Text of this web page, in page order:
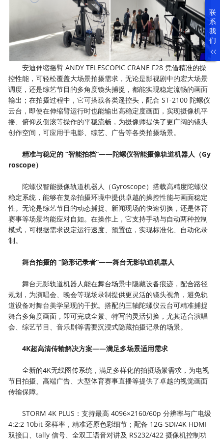
安迪伸缩摇臂 ANDY TELESCOPIC CRANE F28 凭借精准的操
控性能，可轻松覆盖大场景拍摄需求，无论是影视剧中的宏大场景
调度，还是综艺节目的多角度镜头捕捉，都能实现稳定流畅的画面
输出；在拍摄过程中，它可搭载各类遥控头，配合 ST-2100 陀螺仪
云台，即使在伸缩臂运行时也能输出高稳定度画面，实现摄像机平
摇、俯仰及侧滚等操作的平稳流畅，为摄像师提供了更广阔的镜头
创作空间，可应用于电影、综艺、广告等各类拍摄场景。
精准与稳定的 “智能拍档”——陀螺仪智能摄像轨道机器人（Gy
roscope）
陀螺仪智能摄像轨道机器人（Gyroscope）搭载高精度陀螺仪
稳定系统，能够在复杂拍摄环境中提供卓越的操控性能与画面稳定
性。无论是综艺节目的动态捕捉、新闻现场的快速切换，还是体育
赛事等场景均能应对自如。在操作上，它支持手动与自动两种控制
模式，可根据需求设定运行速度、预置位，实现标准化、自动化录
制。
舞台拍摄的 “隐形记录者”——舞台无影轨道机器人
舞台无影轨道机器人能在舞台场景中隐藏设备痕迹，配合路径
规划，为演唱会、晚会等现场录制提供更灵活的镜头视角，避免轨
道设备对舞台美学呈现的干扰。搭配的三轴陀螺仪云台可精准捕捉
舞台多角度画面，即可完成全景、特写的灵活切换，尤其适合演唱
会、综艺节目、音乐剧等需要沉浸式隐藏拍摄记录的场景。
4K超高清传输解决方案——满足多场景适用需求
全新的4K无线图传系统，满足多样化的拍摄场景需求，为电视
节目拍摄、高端广告、大型体育赛事直播等提供了卓越的视觉画面
传输保障。
STORM 4K PLUS：支持最高 4096×2160/60p 分辨率与广电级
4:2:2 10bit 采样率，精准还原色彩细节；配备 12G-SDI/4K HDMI
双接口、tally 信号、全双工语音对讲及 RS232/422 摄像机控制功
联
系
我
们